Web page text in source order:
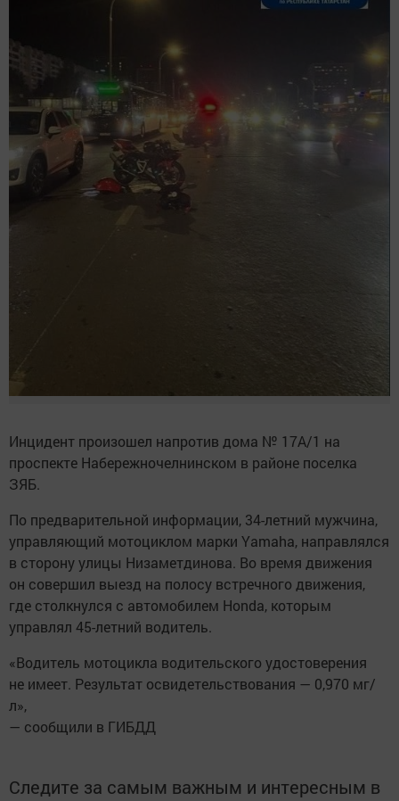
Инцидент произошел напротив дома № 17А/1 на
проспекте Набережночелнинском в районе поселка
ЗЯБ.
По предварительной информации, 34-летний мужчина,
управляющий мотоциклом марки Yamaha, направлялся
в сторону улицы Низаметдинова. Во время движения
он совершил выезд на полосу встречного движения,
где столкнулся с автомобилем Honda, которым
управлял 45-летний водитель.
«Водитель мотоцикла водительского удостоверения
не имеет. Результат освидетельствования — 0,970 мг/
л»,
— сообщили в ГИБДД
Следите за самым важным и интересным в